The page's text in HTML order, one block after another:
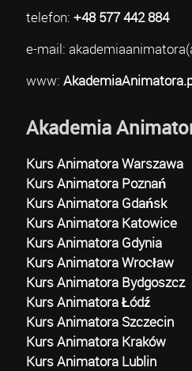
telefon: +48 577 442 884
e-mail:
www:
Akademia
Kurs Animatora Warszawa
Kurs Animatora Poznań
Kurs Animatora Gdańsk
Kurs Animatora Katowice
Kurs Animatora Gdynia
Kurs Animatora Wrocław
Kurs Animatora Bydgoszcz
Kurs Animatora Łódź
Kurs Animatora Szczecin
Kurs Animatora Kraków
Kurs Animatora Lublin